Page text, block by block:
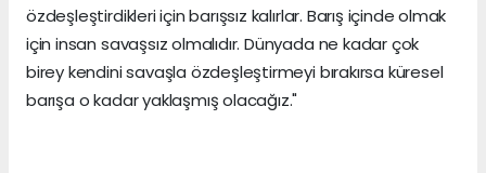
özdeşleştirdikleri için barışsız kalırlar. Barış içinde olmak
için insan savaşsız olmalıdır. Dünyada ne kadar çok
birey kendini savaşla özdeşleştirmeyi bırakırsa küresel
barışa o kadar yaklaşmış olacağız."